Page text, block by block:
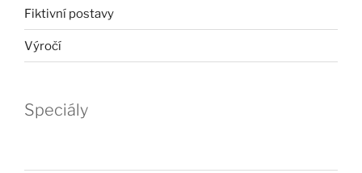
Fiktivní postavy
Výročí
Speciály